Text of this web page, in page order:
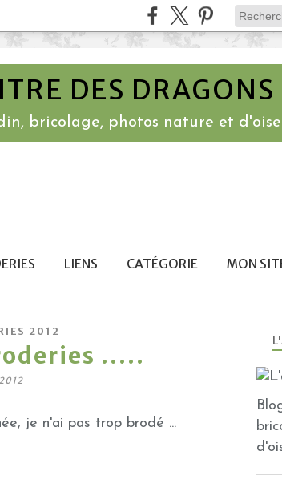
DES DRAGONS
bricolage, photos nature et
LIENS CATÉGORIE MON
2012
.....
je n'ai pas trop brodé ...